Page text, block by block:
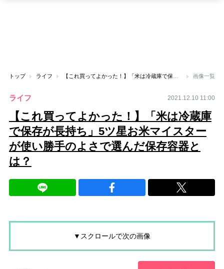
トップ ライフ 【これ買ってよかった！】「米は冷蔵庫で保存が長持ち」5ツ星お米マイスターが使い勝手のよさで選んだ保存容器とは？ 画像一覧
ライフ 2021.12.10 11:00
【これ買ってよかった！】「米は冷蔵庫
で保存が長持ち」5ツ星お米マイスター
が使い勝手のよさで選んだ保存容器と
は？
▼スクロールで次の画像